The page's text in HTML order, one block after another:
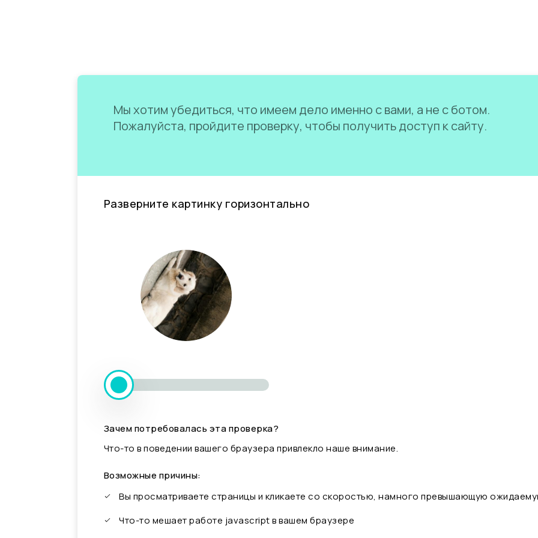
Мы хотим убедиться, что имеем дело именно с вами, а не с ботом.
Пожалуйста, пройдите проверку, чтобы получить доступ к сайту.
Разверните картинку горизонтально
Зачем потребовалась эта проверка?
Что-то в поведении вашего браузера привлекло наше внимание.
Возможные причины:
Вы просматриваете страницы и кликаете со скоростью, намного превышающую
Что-то мешает работе javascript в вашем браузере